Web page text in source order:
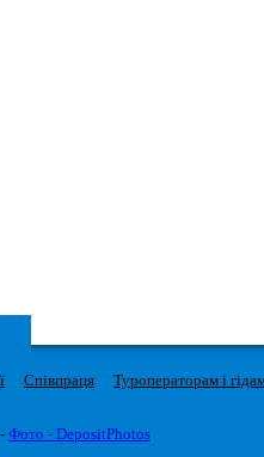
Співпраця Туроператорам і
- Фото - DepositPhotos